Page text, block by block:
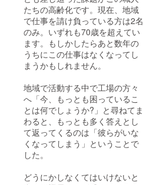
たちの高齢化です。現在、地域
で仕事を請け負っている方は2名
のみ。いずれも70歳を超えてい
ます。もしかしたらあと数年の
うちにこの仕事はなくなってし
まうかもしれません。
地域で活動する中で工場の方々
へ「今、もっとも困っているこ
とは何でしょうか?」と尋ねてま
わると、もっとも多く答えとし
て返ってくるのは「彼らがいな
くなってしまう」ということで
した。
どうにかしなくてはいけないと